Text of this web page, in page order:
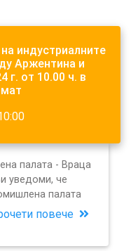
индустриалните
Аржентина и
г. от 10.00 ч. в
палата - Враца
уведоми, че
палата
повече